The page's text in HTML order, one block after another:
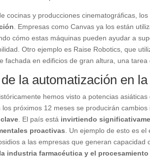
cocinas y producciones cinematográficas,
. Empresas como Canvas ya los están
cómo estas máquinas pueden ayudar a
Otro ejemplo es Raise Robotics, que
fachada en edificios de gran altura, una tarea
la automatización en
hemos visto a potencias
los próximos 12 meses se producirán
. El país está invirtiendo
proactivas . Un ejemplo de esto es
a las empresas que generan
industria farmacéutica y el